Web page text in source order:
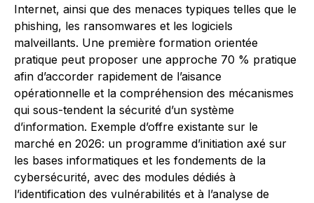
Internet, ainsi que des menaces typiques telles que le
phishing, les ransomwares et les logiciels
malveillants. Une première formation orientée
pratique peut proposer une approche 70 % pratique
afin d’accorder rapidement de l’aisance
opérationnelle et la compréhension des mécanismes
qui sous-tendent la sécurité d’un système
d’information. Exemple d’offre existante sur le
marché en 2026: un programme d’initiation axé sur
les bases informatiques et les fondements de la
cybersécurité, avec des modules dédiés à
l’identification des vulnérabilités et à l’analyse de